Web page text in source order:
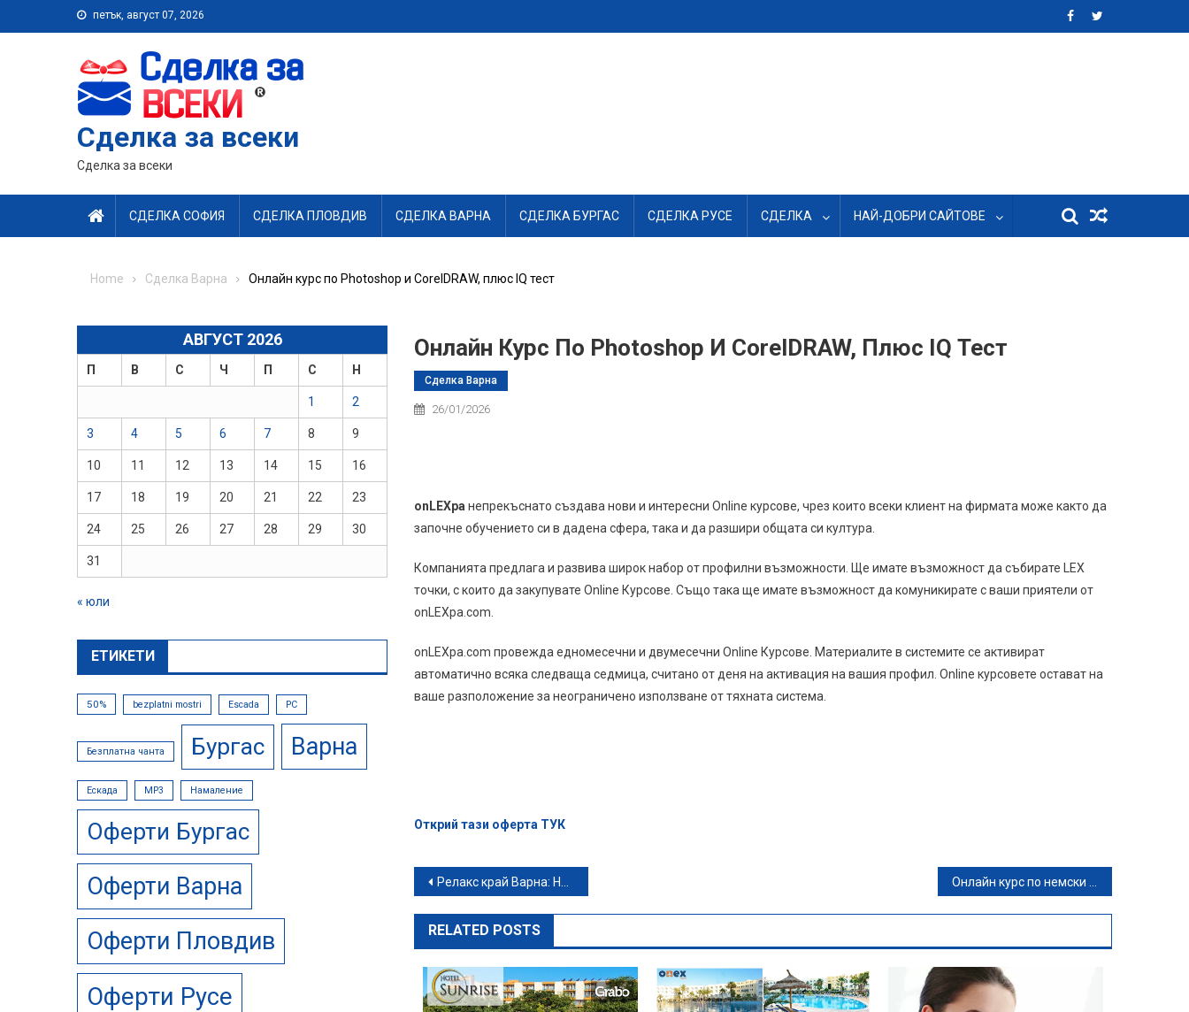
to
петък, август 07, 2026
Сделка за всеки
Сделка за всеки
СДЕЛКА СОФИЯ СДЕЛКА ПЛОВДИВ СДЕЛКА ВАРНА СДЕЛКА БУРГАС СДЕЛКА РУСЕ СДЕЛКА НАЙ-ДОБРИ САЙТОВЕ
Home Сделка Варна Онлайн курс по Photoshop и CorelDRAW, плюс IQ тест
Онлайн Курс По Photoshop И CorelDRAW, Плюс IQ Тест
Сделка Варна
26/01/2026
onLEXpa непрекъснато създава нови и интересни Online курсове, чрез които всеки клиент на фирмата може както да
започне обучението си в дадена сфера, така и да разшири общата си култура.
Компанията предлага и развива широк набор от профилни възможности. Ще имате възможност да събирате LEX
точки, с които да закупувате Online Курсове. Също така ще имате възможност да комуникирате с ваши приятели от
onLEXpa.com.
onLEXpa.com провежда едномесечни и двумесечни Online Курсове. Материалите в системите се активират
автоматично всяка следваща седмица, считано от деня на активация на вашия профил. Online курсовете остават на
ваше разположение за неограничено използване от тяхната система.
Открий тази оферта ТУК
Навигация
Релакс край Варна: Нощувка за до трима, с възможност за закуска, плюс ползване на минерален басейн и джакузита – в Св. св. Константин и Елена
RELATED POSTS
АВГУСТ 2026
П В С Ч П С Н
1 2
3 4 5 6 7 8 9
10 11 12 13 14 15 16
17 18 19 20 21 22 23
24 25 26 27 28 29 30
31
« юли
ЕТИКЕТИ
50% bezplatni mostri Escada PC
Безплатна чанта Бургас Варна
Ескада МР3 Намаление
Оферти Бургас
Оферти Варна
Оферти Пловдив
Оферти Русе